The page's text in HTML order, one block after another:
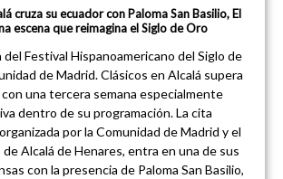
cruza su ecuador con Paloma San Basilio, El
escena que reimagina el Siglo de Oro
del Festival Hispanoamericano del Siglo de
de Madrid. Clásicos en Alcalá supera
una tercera semana especialmente
dentro de su programación. La cita
por la Comunidad de Madrid y el
Alcalá de Henares, entra en una de sus
con la presencia de Paloma San Basilio,